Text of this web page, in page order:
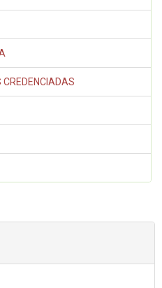
CREDENCIADAS